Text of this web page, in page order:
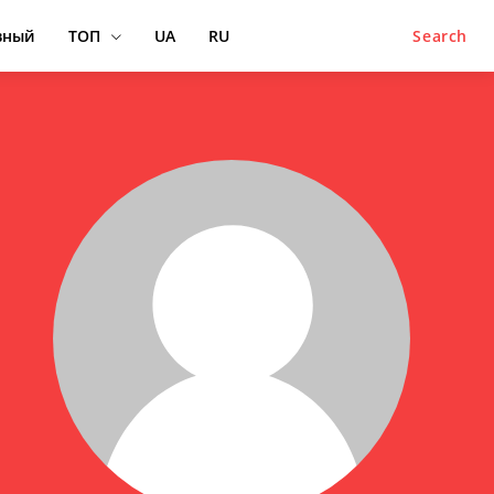
ТОП UA RU Search